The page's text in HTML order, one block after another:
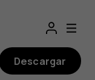
Descargar